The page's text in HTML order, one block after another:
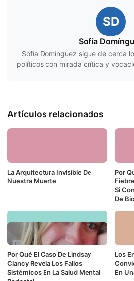
SD
Sofía
Sofía Domínguez sigue de cerca
políticos con mirada crítica y
Artículos relacionados
La Arquitectura Invisible De
Nuestra Muerte
Por
Si
De
Por Qué El Caso De Lindsay
Clancy Revela Los Fallos
Sistémicos En La Salud Mental
Los
En